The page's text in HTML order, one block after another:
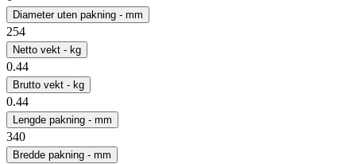
Diameter uten pakning - mm
254
Netto vekt - kg
0.44
Brutto vekt - kg
0.44
Lengde pakning - mm
340
Bredde pakning - mm